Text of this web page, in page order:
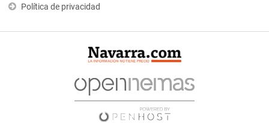
Política de privacidad